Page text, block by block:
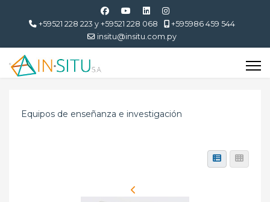
+59521 228 223 y +59521 228 068
+595986 459 544
insitu@insitu.com.py
Equipos de enseñanza e investigación